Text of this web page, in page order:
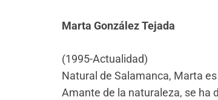
Marta González Tejada
(1995-Actualidad)
Natural de Salamanca, Marta
Amante de la naturaleza, se ha